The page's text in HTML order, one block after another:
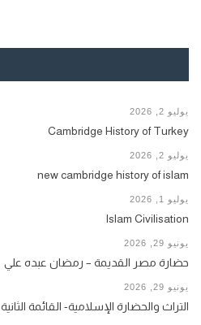
يوليو 2, 2026
Cambridge History of Turkey
يوليو 2, 2026
new cambridge history of islam
يوليو 1, 2026
Islam Civilisation
يونيو 29, 2026
حضارة مصر القديمة – رمضان عبده علي
يونيو 29, 2026
التراث والحضارة الإسلامية- القائمة الثانية